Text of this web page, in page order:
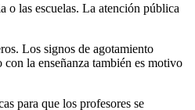
o las escuelas. La atención pública
Los signos de agotamiento
la enseñanza también es motivo
para que los profesores se